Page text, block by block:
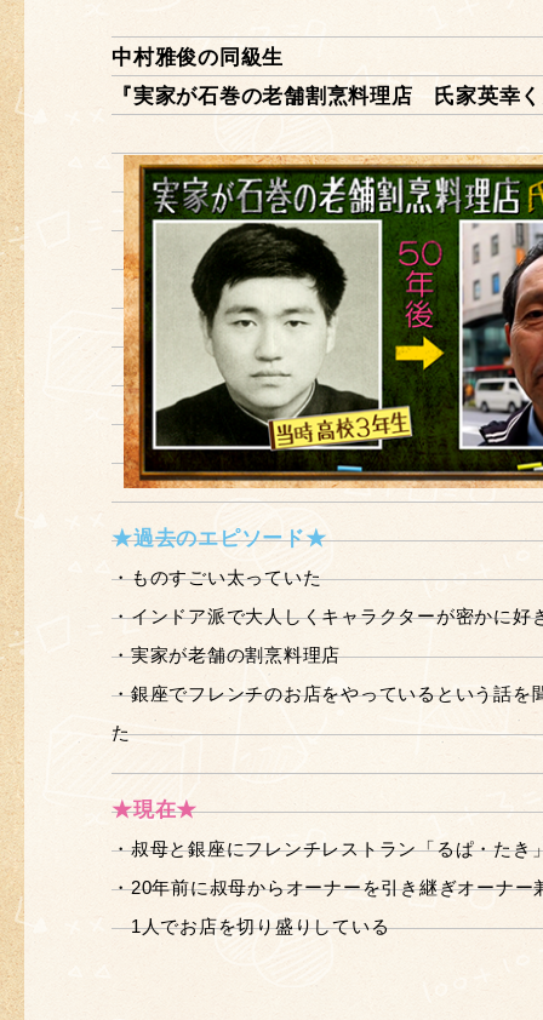
中村雅俊の同級生
『実家が石巻の老舗割烹料理店 氏家英幸
★過去のエピソード★
・ものすごい太っていた
・インドア派で大人しくキャラクターが密かに好
・実家が老舗の割烹料理店
・銀座でフレンチのお店をやっているという話を
た
★現在★
・叔母と銀座にフレンチレストラン「るぱ・たき
・20年前に叔母からオーナーを引き継ぎオーナー
1人でお店を切り盛りしている